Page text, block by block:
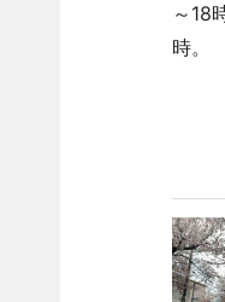
～18
時。